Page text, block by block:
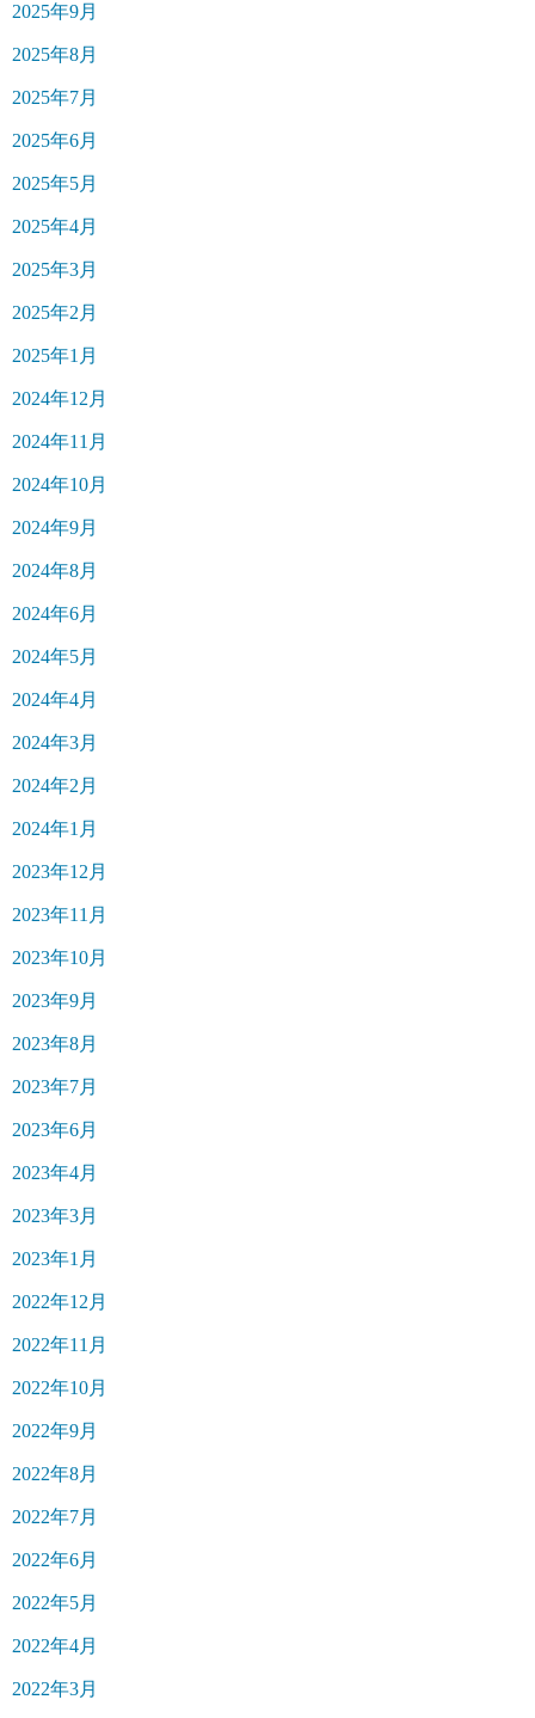
2025年9月
2025年8月
2025年7月
2025年6月
2025年5月
2025年4月
2025年3月
2025年2月
2025年1月
2024年12月
2024年11月
2024年10月
2024年9月
2024年8月
2024年6月
2024年5月
2024年4月
2024年3月
2024年2月
2024年1月
2023年12月
2023年11月
2023年10月
2023年9月
2023年8月
2023年7月
2023年6月
2023年4月
2023年3月
2023年1月
2022年12月
2022年11月
2022年10月
2022年9月
2022年8月
2022年7月
2022年6月
2022年5月
2022年4月
2022年3月